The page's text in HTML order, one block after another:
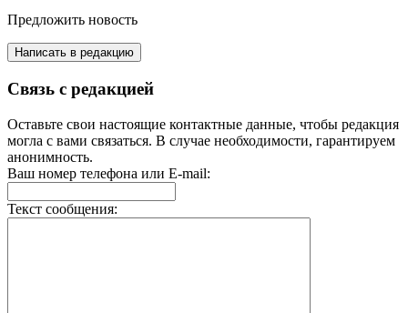
Предложить новость
Написать в редакцию
Связь с редакцией
Оставьте свои настоящие контактные данные, чтобы редакция
могла с вами связаться. В случае необходимости, гарантируем
анонимность.
Ваш номер телефона или E-mail:
Текст сообщения: